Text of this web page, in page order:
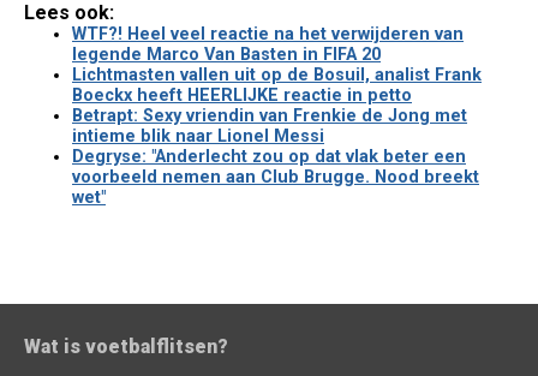
Lees ook:
WTF?! Heel veel reactie na het verwijderen van
legende Marco Van Basten in FIFA 20
Lichtmasten vallen uit op de Bosuil, analist Frank
Boeckx heeft HEERLIJKE reactie in petto
Betrapt: Sexy vriendin van Frenkie de Jong met
intieme blik naar Lionel Messi
Degryse: "Anderlecht zou op dat vlak beter een
voorbeeld nemen aan Club Brugge. Nood breekt
wet"
Wat is voetbalflitsen?